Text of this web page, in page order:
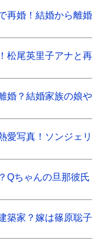
再婚！結婚から離婚
松尾英里子アナと再
婚？結婚家族の娘や
愛写真！ソンジェリ
Qちゃんの旦那彼氏
築家？嫁は篠原聡子